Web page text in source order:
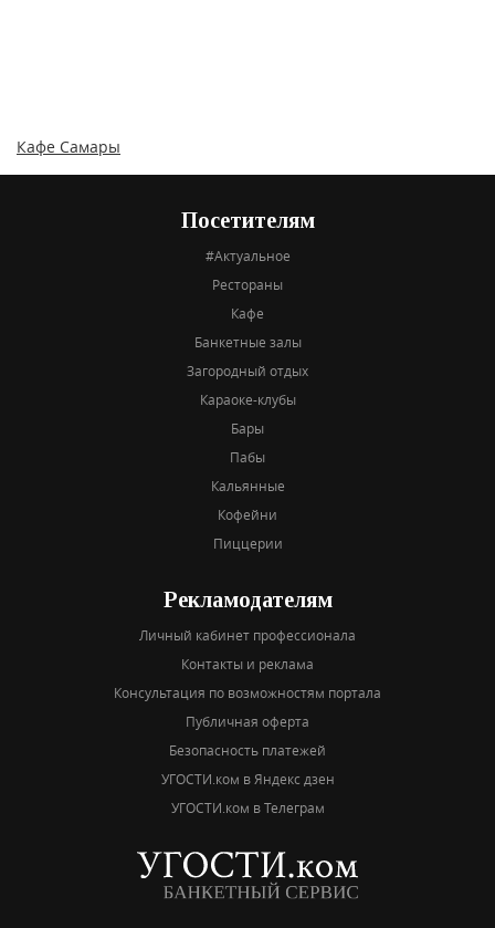
Кафе Самары
Посетителям
#Актуальное
Рестораны
Кафе
Банкетные залы
Загородный отдых
Караоке-клубы
Бары
Пабы
Кальянные
Кофейни
Пиццерии
Рекламодателям
Личный кабинет профессионала
Контакты и реклама
Консультация по возможностям портала
Публичная оферта
Безопасность платежей
УГОСТИ.ком в Яндекс дзен
УГОСТИ.ком в Телеграм